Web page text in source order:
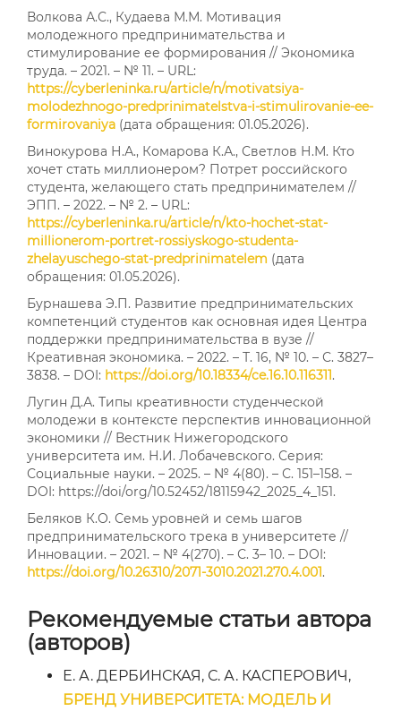
Волкова А.С., Кудаева М.М. Мотивация
молодежного предпринимательства и
стимулирование ее формирования // Экономика
труда. – 2021. – № 11. – URL:
https://cyberleninka.ru/article/n/motivatsiya-
molodezhnogo-predprinimatelstva-i-stimulirovanie-ee-
formirovaniya (дата обращения: 01.05.2026).
Винокурова Н.А., Комарова К.А., Светлов Н.М. Кто
хочет стать миллионером? Потрет российского
студента, желающего стать предпринимателем //
ЭПП. – 2022. – № 2. – URL:
https://cyberleninka.ru/article/n/kto-hochet-stat-
millionerom-portret-rossiyskogo-studenta-
zhelayuschego-stat-predprinimatelem (дата
обращения: 01.05.2026).
Бурнашева Э.П. Развитие предпринимательских
компетенций студентов как основная идея Центра
поддержки предпринимательства в вузе //
Креативная экономика. – 2022. – Т. 16, № 10. – С. 3827–
3838. – DOI: https://doi.org/10.18334/ce.16.10.116311.
Лугин Д.А. Типы креативности студенческой
молодежи в контексте перспектив инновационной
экономики // Вестник Нижегородского
университета им. Н.И. Лобачевского. Серия:
Социальные науки. – 2025. – № 4(80). – С. 151–158. –
DOI: https://doi/org/10.52452/18115942_2025_4_151.
Беляков К.О. Семь уровней и семь шагов
предпринимательского трека в университете //
Инновации. – 2021. – № 4(270). – С. 3– 10. – DOI:
https://doi.org/10.26310/2071-3010.2021.270.4.001.
Рекомендуемые статьи автора
(авторов)
Е. А. ДЕРБИНСКАЯ, С. А. КАСПЕРОВИЧ,
БРЕНД УНИВЕРСИТЕТА: МОДЕЛЬ И